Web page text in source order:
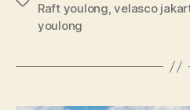
Raft youlong,velasco
youlong